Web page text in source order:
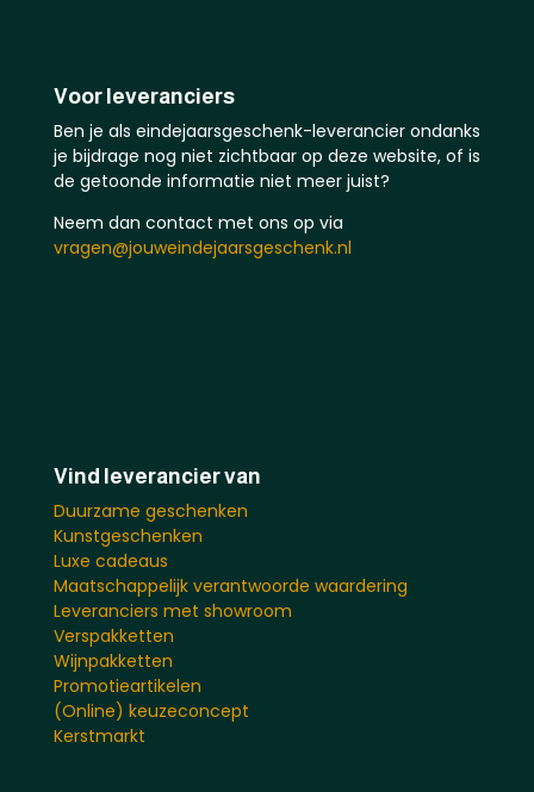
Voor leveranciers
Ben je als eindejaarsgeschenk-leverancier ondanks
je bijdrage nog niet zichtbaar op deze website, of is
de getoonde informatie niet meer juist?
Neem dan contact met ons op via
vragen@jouweindejaarsgeschenk.nl
Vind leverancier van
Duurzame geschenken
Kunstgeschenken
Luxe cadeaus
Maatschappelijk verantwoorde waardering
Leveranciers met showroom
Verspakketten
Wijnpakketten
Promotieartikelen
(Online) keuzeconcept
Kerstmarkt